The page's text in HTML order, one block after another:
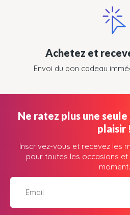
Achetez et
Envoi du bon cadeau
Ne ratez plus une
plaisir
Inscrivez-vous et recevez les
pour toutes les occasions et
moment.